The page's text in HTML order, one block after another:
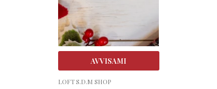
AVVISAMI
VENDITORE:
LOFT S.D.M SHOP